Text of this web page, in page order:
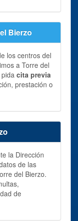
Bierzo
los centros del
a Torre del
cita previa
prestación o
la Dirección
de las
del Bierzo.
de